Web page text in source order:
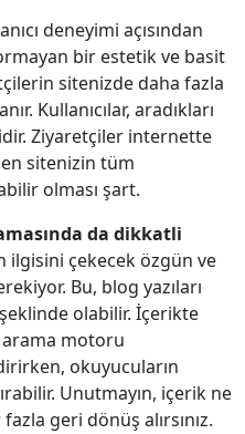
deneyimi açısından
bir estetik ve basit
sitenizde daha fazla
Kullanıcılar, aradıkları
Ziyaretçiler internette
sitenizin tüm
olması şart.
da dikkatli
ilgisini çekecek özgün ve
Bu, blog yazıları
olabilir. İçerikte
arama motoru
okuyucuların
Unutmayın, içerik ne
geri dönüş alırsınız.